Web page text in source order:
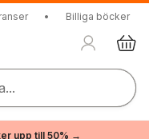
• Billiga böcker
upp till 50% →